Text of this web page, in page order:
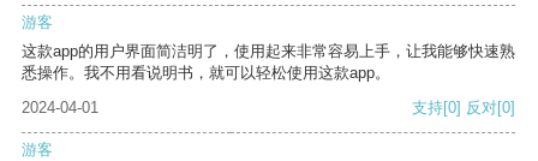
游客
这款app的用户界面简洁明了，使用起来非常容易上手，让我能够快速熟
悉操作。我不用看说明书，就可以轻松使用这款app。
2024-04-01
支持[0] 反对[0]
游客